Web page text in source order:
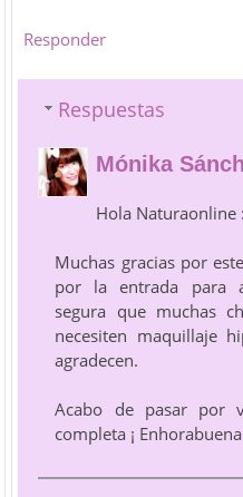
Responder
Respuestas
Mónika
Hola Naturaonline
Muchas gracias por
por la entrada para
segura que muchas
necesiten maquillaje
agradecen.
Acabo de pasar por
completa ¡